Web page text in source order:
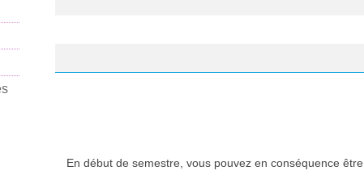
En début de semestre, vous pouvez en conséquence